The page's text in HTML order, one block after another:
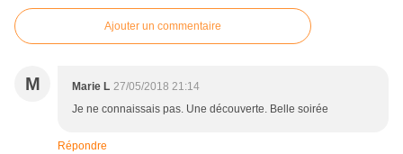
Ajouter un commentaire
M Marie L 27/05/2018 21:14
Je ne connaissais pas. Une découverte. Belle soirée
Répondre